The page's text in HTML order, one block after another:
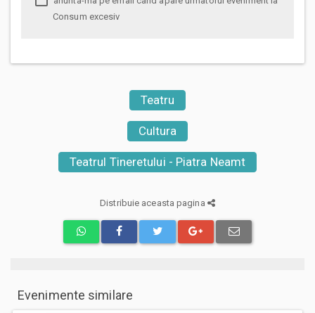
Consum excesiv
Teatru
Cultura
Teatrul Tineretului - Piatra Neamt
Distribuie aceasta pagina
Evenimente similare